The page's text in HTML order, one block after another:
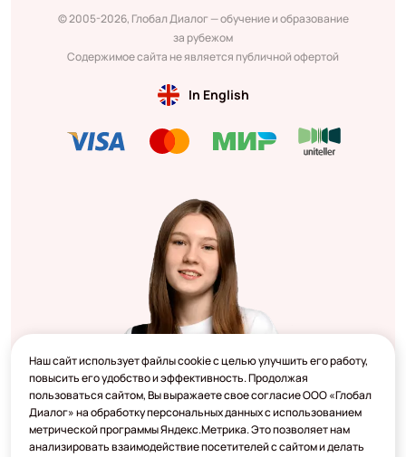
© 2005-2026, Глобал Диалог — обучение и образование
за рубежом
Содержимое сайта не является публичной офертой
In English
Наш сайт использует файлы cookie с целью улучшить его работу,
повысить его удобство и эффективность. Продолжая
пользоваться сайтом, Вы выражаете свое согласие ООО «Глобал
Диалог» на обработку персональных данных с использованием
метрической программы Яндекс.Метрика. Это позволяет нам
анализировать взаимодействие посетителей с сайтом и делать